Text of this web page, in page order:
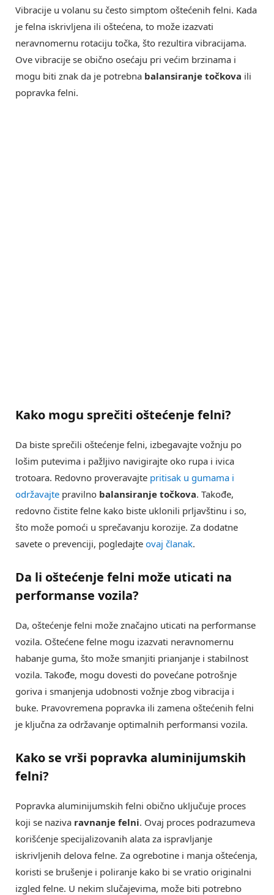
Vibracije u volanu su često simptom oštećenih felni. Kada
je felna iskrivljena ili oštećena, to može izazvati
neravnomernu rotaciju točka, što rezultira vibracijama.
Ove vibracije se obično osećaju pri većim brzinama i
mogu biti znak da je potrebna balansiranje točkova ili
popravka felni.
Kako mogu sprečiti oštećenje felni?
Da biste sprečili oštećenje felni, izbegavajte vožnju po
lošim putevima i pažljivo navigirajte oko rupa i ivica
trotoara. Redovno proveravajte pritisak u gumama i
održavajte pravilno balansiranje točkova. Takođe,
redovno čistite felne kako biste uklonili prljavštinu i so,
što može pomoći u sprečavanju korozije. Za dodatne
savete o prevenciji, pogledajte ovaj članak.
Da li oštećenje felni može uticati na
performanse vozila?
Da, oštećenje felni može značajno uticati na performanse
vozila. Oštećene felne mogu izazvati neravnomernu
habanje guma, što može smanjiti prianjanje i stabilnost
vozila. Takođe, mogu dovesti do povećane potrošnje
goriva i smanjenja udobnosti vožnje zbog vibracija i
buke. Pravovremena popravka ili zamena oštećenih felni
je ključna za održavanje optimalnih performansi vozila.
Kako se vrši popravka aluminijumskih
felni?
Popravka aluminijumskih felni obično uključuje proces
koji se naziva ravnanje felni. Ovaj proces podrazumeva
korišćenje specijalizovanih alata za ispravljanje
iskrivljenih delova felne. Za ogrebotine i manja oštećenja,
koristi se brušenje i poliranje kako bi se vratio originalni
izgled felne. U nekim slučajevima, može biti potrebno